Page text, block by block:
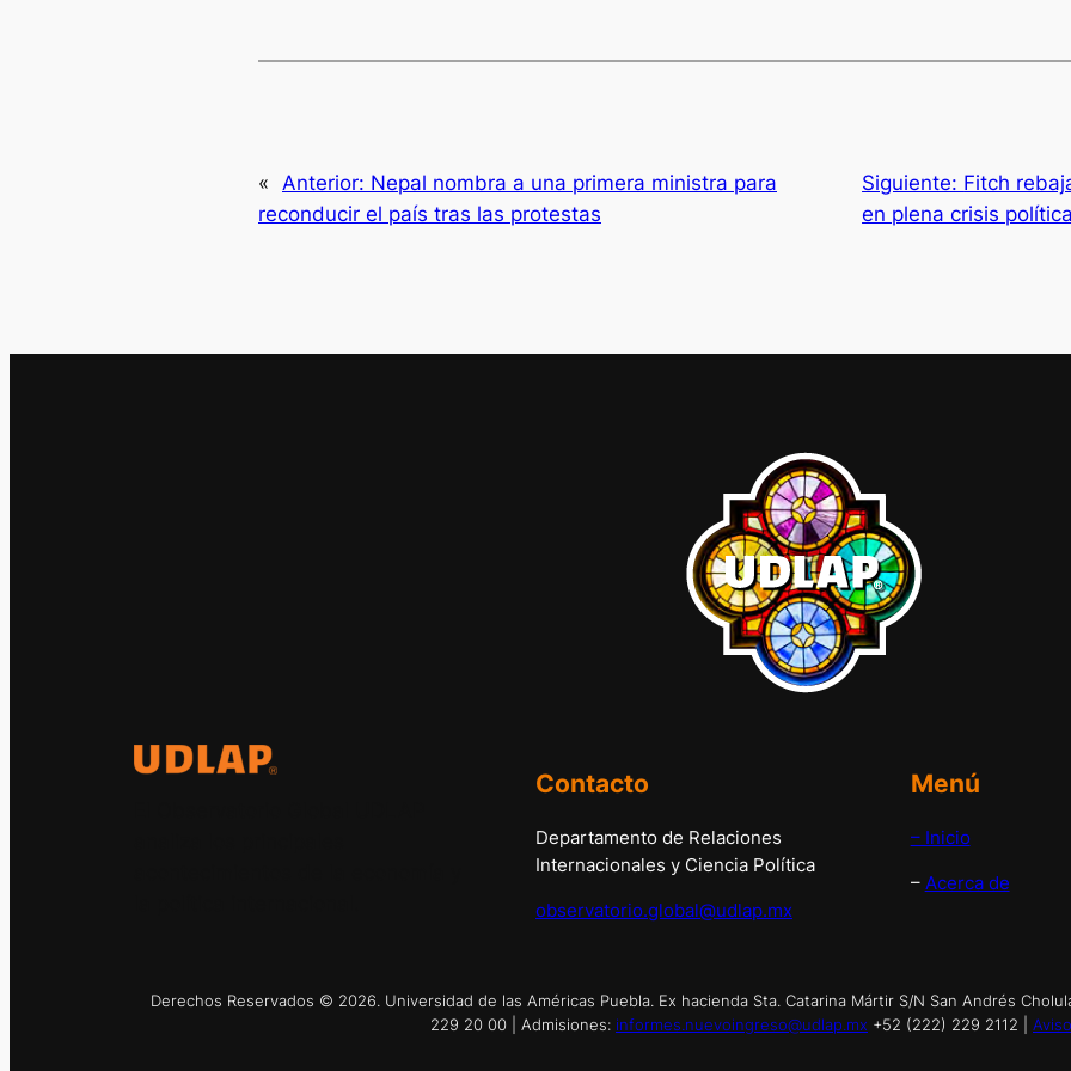
« Anterior: Nepal nombra a una primera ministra para
reconducir el país tras las protestas
Siguiente: Fitch
en plena crisis política
Contacto
Departamento de Relaciones
Internacionales y Ciencia Política
observatorio.global@udlap.mx
Menú
– Inicio
– Acerca de
Derechos Reservados © 2026. Universidad de las Américas Puebla. Ex hacienda Sta. Catarina Mártir S/N San Andrés
229 20 00 | Admisiones: informes.nuevoingreso@udlap.mx +52 (222) 229 2112 |